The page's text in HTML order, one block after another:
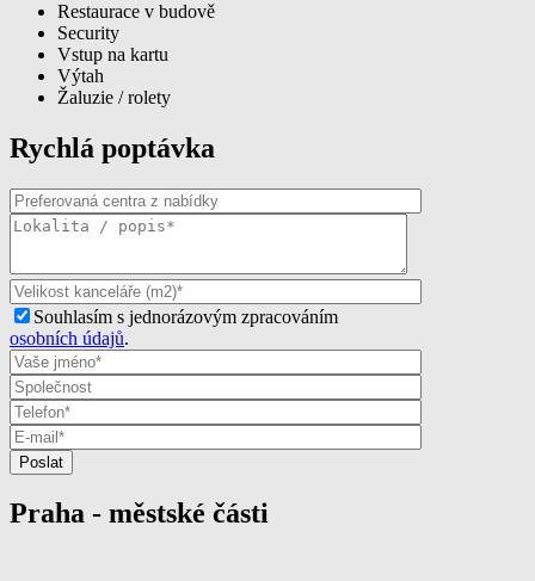
Restaurace v budově
Security
Vstup na kartu
Výtah
Žaluzie / rolety
Rychlá poptávka
Souhlasím s jednorázovým zpracováním
osobních údajů.
Praha - městské části